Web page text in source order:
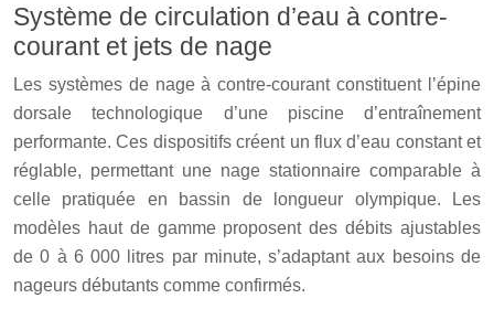
Système de circulation d’eau à contre-
courant et jets de nage
Les systèmes de nage à contre-courant constituent l’épine
dorsale technologique d’une piscine d’entraînement
performante. Ces dispositifs créent un flux d’eau constant et
réglable, permettant une nage stationnaire comparable à
celle pratiquée en bassin de longueur olympique. Les
modèles haut de gamme proposent des débits ajustables
de 0 à 6 000 litres par minute, s’adaptant aux besoins de
nageurs débutants comme confirmés.